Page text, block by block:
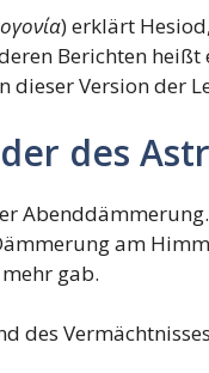
) erklärt
Berichten
dieser Version der
des
am
gab.
des